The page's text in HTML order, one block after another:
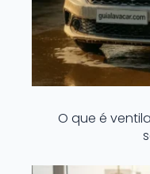
O que é